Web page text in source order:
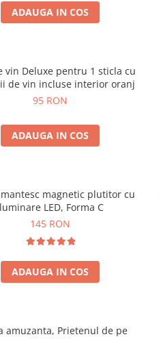
ADAUGA IN COS
vin Deluxe pentru 1 sticla cu
de vin incluse interior oranj
95 RON
ADAUGA IN COS
magnetic plutitor cu
LED, Forma C
145 RON
ADAUGA IN COS
amuzanta, Prietenul de pe